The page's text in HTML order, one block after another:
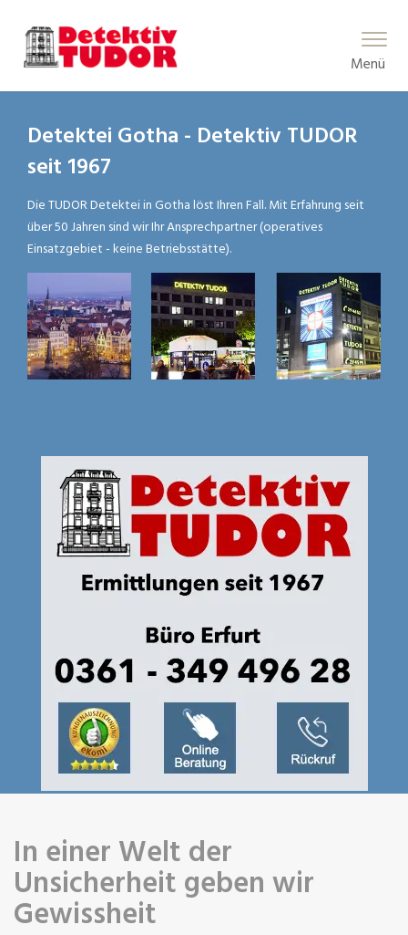
Main Menu
Menü
Detektei Gotha - Detektiv TUDOR
seit 1967
Die TUDOR Detektei in Gotha löst Ihren Fall. Mit Erfahrung seit
über 50 Jahren sind wir Ihr Ansprechpartner (operatives
Einsatzgebiet - keine Betriebsstätte).
In einer Welt der
Unsicherheit geben wir
Gewissheit